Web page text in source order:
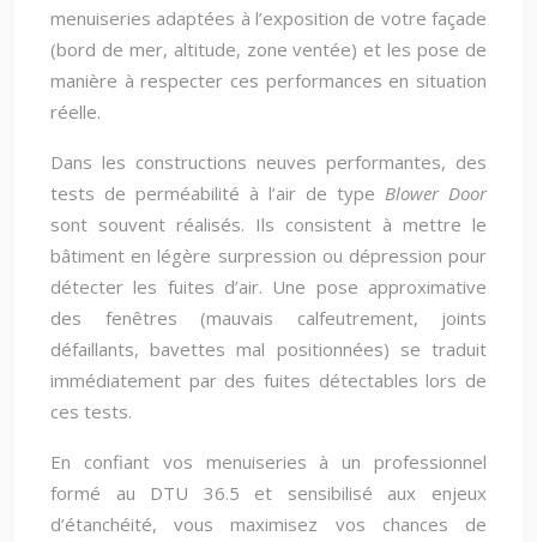
menuiseries adaptées à l’exposition de votre façade
(bord de mer, altitude, zone ventée) et les pose de
manière à respecter ces performances en situation
réelle.
Dans les constructions neuves performantes, des
tests de perméabilité à l’air de type Blower Door
sont souvent réalisés. Ils consistent à mettre le
bâtiment en légère surpression ou dépression pour
détecter les fuites d’air. Une pose approximative
des fenêtres (mauvais calfeutrement, joints
défaillants, bavettes mal positionnées) se traduit
immédiatement par des fuites détectables lors de
ces tests.
En confiant vos menuiseries à un professionnel
formé au DTU 36.5 et sensibilisé aux enjeux
d’étanchéité, vous maximisez vos chances de